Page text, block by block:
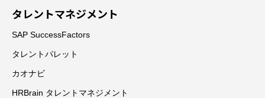
タレントマネジメント
SAP SuccessFactors
タレントパレット
カオナビ
HRBrain タレントマネジメント